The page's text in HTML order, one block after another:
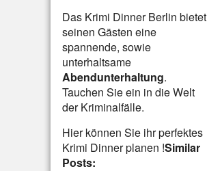
Das Krimi Dinner Berlin bietet
seinen Gästen eine
spannende, sowie
unterhaltsame
Abendunterhaltung.
Tauchen Sie ein in die Welt
der Kriminalfälle.
Hier können Sie ihr perfektes
Krimi Dinner planen !Similar
Posts: